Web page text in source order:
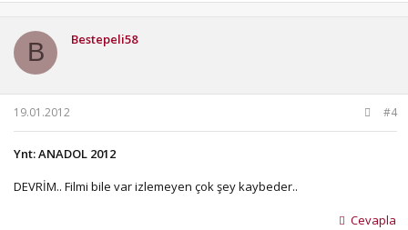
B Bestepeli58
19.01.2012 #4
Ynt: ANADOL 2012
DEVRİM.. Filmi bile var izlemeyen çok şey kaybeder..
Cevapla